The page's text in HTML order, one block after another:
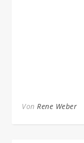
Von Rene Weber